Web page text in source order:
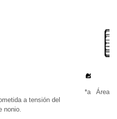
a tensión del
nonio.
*a Área